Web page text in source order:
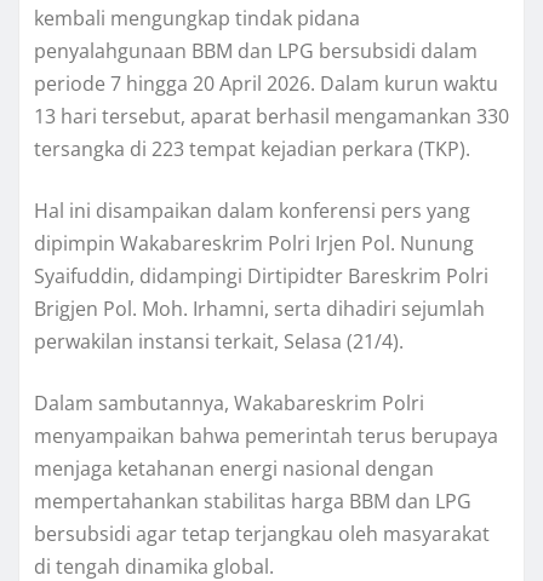
kembali mengungkap tindak pidana
penyalahgunaan BBM dan LPG bersubsidi dalam
periode 7 hingga 20 April 2026. Dalam kurun waktu
13 hari tersebut, aparat berhasil mengamankan 330
tersangka di 223 tempat kejadian perkara (TKP).
Hal ini disampaikan dalam konferensi pers yang
dipimpin Wakabareskrim Polri Irjen Pol. Nunung
Syaifuddin, didampingi Dirtipidter Bareskrim Polri
Brigjen Pol. Moh. Irhamni, serta dihadiri sejumlah
perwakilan instansi terkait, Selasa (21/4).
Dalam sambutannya, Wakabareskrim Polri
menyampaikan bahwa pemerintah terus berupaya
menjaga ketahanan energi nasional dengan
mempertahankan stabilitas harga BBM dan LPG
bersubsidi agar tetap terjangkau oleh masyarakat
di tengah dinamika global.